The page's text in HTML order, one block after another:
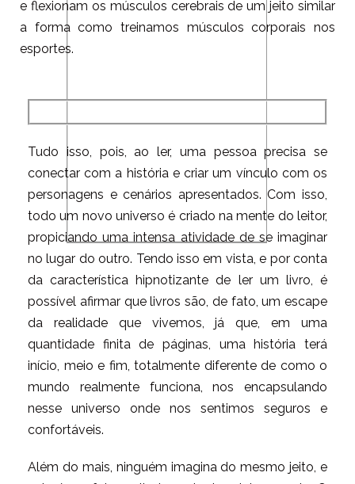
e flexionam os músculos cerebrais de um jeito similar
a forma como treinamos músculos corporais nos
esportes.
Tudo isso, pois, ao ler, uma pessoa precisa se
conectar com a história e criar um vínculo com os
personagens e cenários apresentados. Com isso,
todo um novo universo é criado na mente do leitor,
propiciando uma intensa atividade de se imaginar
no lugar do outro. Tendo isso em vista, e por conta
da característica hipnotizante de ler um livro, é
possível afirmar que livros são, de fato, um escape
da realidade que vivemos, já que, em uma
quantidade finita de páginas, uma história terá
início, meio e fim, totalmente diferente de como o
mundo realmente funciona, nos encapsulando
nesse universo onde nos sentimos seguros e
confortáveis.
Além do mais, ninguém imagina do mesmo jeito, e